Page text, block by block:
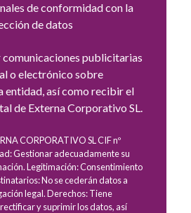
de conformidad con la
de datos
publicitarias
o electrónico sobre
entidad, así como recibir el
de Externa Corporativo SL.
CORPORATIVO SL CIF nº
Gestionar adecuadamente su
Legitimación: Consentimiento
No se cederán datos a
legal. Derechos: Tiene
y suprimir los datos, así